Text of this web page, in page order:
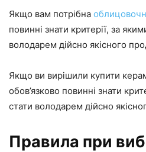
Якщо вам потрібна
повинні знати критерії, за
володарем дійсно якісного
Якщо ви вирішили купити
обов’язково повинні знати
стати володарем дійсно
Правила при